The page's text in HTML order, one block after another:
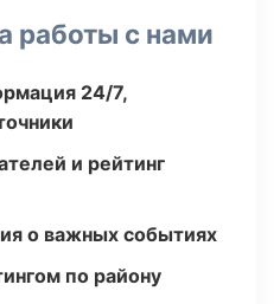
работы с нами
24/7,
и рейтинг
о важных событиях
по району